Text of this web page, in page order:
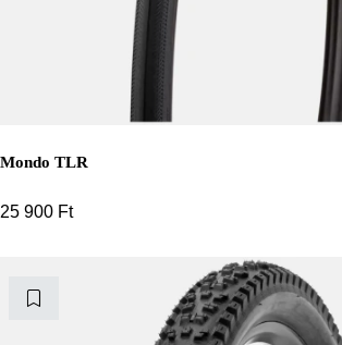
Mondo TLR
25 900 Ft